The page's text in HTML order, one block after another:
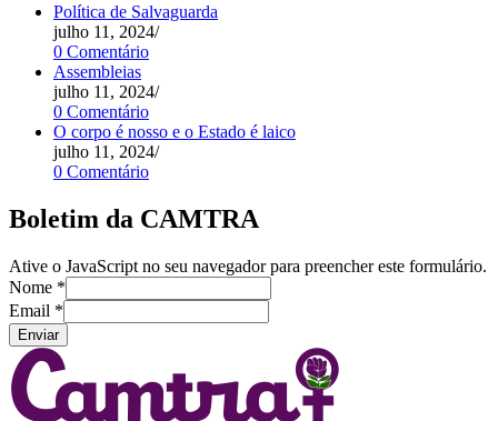
Política de Salvaguarda
julho 11, 2024/
0 Comentário
Assembleias
julho 11, 2024/
0 Comentário
O corpo é nosso e o Estado é laico
julho 11, 2024/
0 Comentário
Boletim da CAMTRA
Ative o JavaScript no seu navegador para preencher este formulário.
Nome *
Email *
Enviar